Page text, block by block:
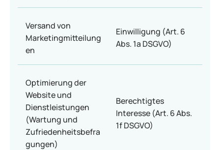
Versand von
Marketingmitteilung
en
Einwilligung (Art. 6
Abs. 1a DSGVO)
Optimierung der
Website und
Dienstleistungen
(Wartung und
Zufriedenheitsbefra
gungen)
Berechtigtes
Interesse (Art. 6 Abs.
1f DSGVO)